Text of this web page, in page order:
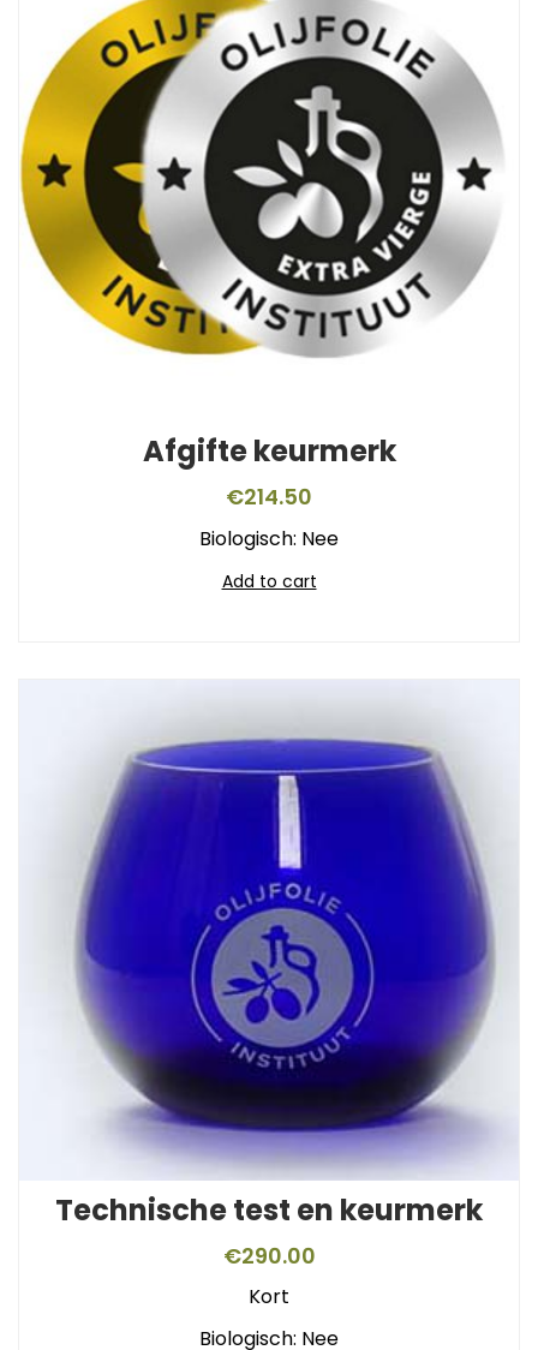
Afgifte keurmerk
€214.50
Biologisch: Nee
Add to cart
Technische test en keurmerk
€290.00
Kort
Biologisch: Nee